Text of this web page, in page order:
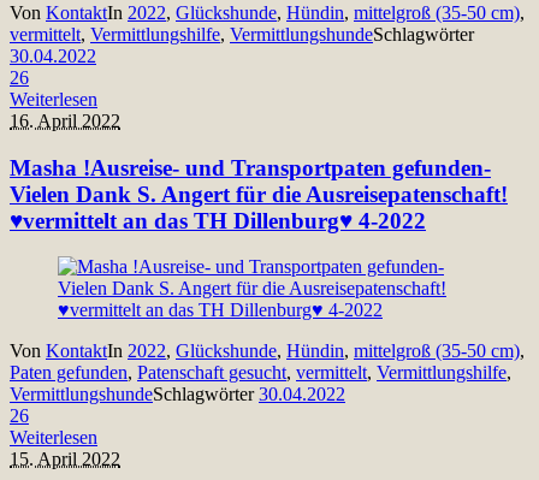
Von KontaktIn 2022, Glückshunde, Hündin, mittelgroß (35-50 cm),
vermittelt, Vermittlungshilfe, VermittlungshundeSchlagwörter
30.04.2022
26
Weiterlesen
16. April 2022
Masha !Ausreise- und Transportpaten gefunden-
Vielen Dank S. Angert für die Ausreisepatenschaft!
♥vermittelt an das TH Dillenburg♥ 4-2022
Von KontaktIn 2022, Glückshunde, Hündin, mittelgroß (35-50 cm),
Paten gefunden, Patenschaft gesucht, vermittelt, Vermittlungshilfe,
VermittlungshundeSchlagwörter30.04.2022
26
Weiterlesen
15. April 2022